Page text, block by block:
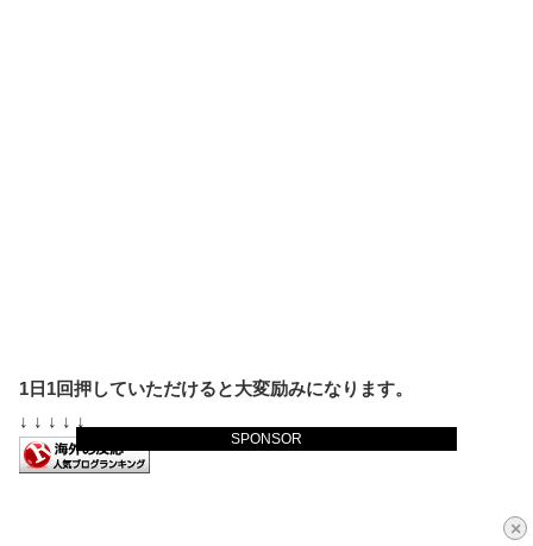
×
SPONSOR
1日1回押していただけると大変励みになります。
↓ ↓ ↓ ↓ ↓